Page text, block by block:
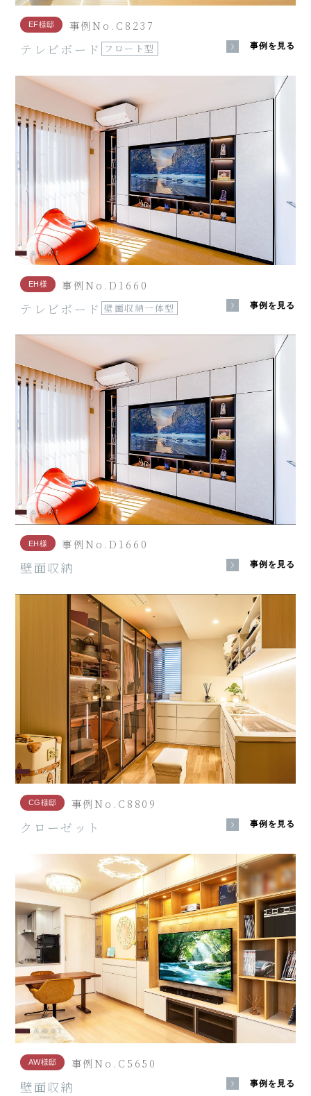
EF様邸 事例No.C8237
テレビボード フロート型 事例を見る
EH様 事例No.D1660
テレビボード 壁面収納一体型 事例を見る
EH様 事例No.D1660
壁面収納 事例を見る
CG様邸 事例No.C8809
クローゼット 事例を見る
AW様邸 事例No.C5650
壁面収納 事例を見る